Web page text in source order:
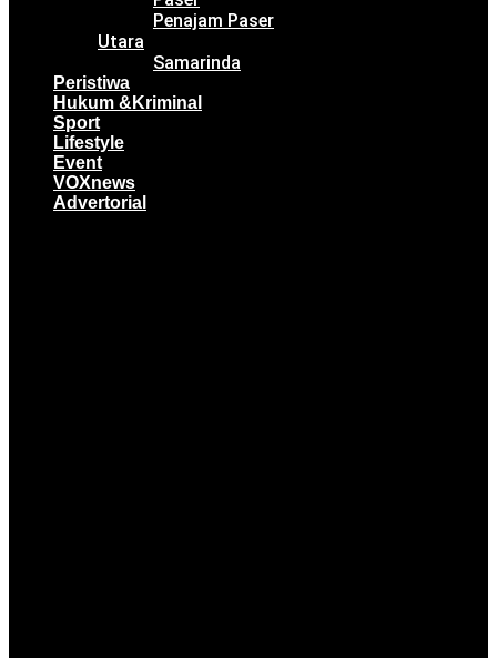
Penajam Paser
Utara
Samarinda
Peristiwa
Hukum &Kriminal
Sport
Lifestyle
Event
VOXnews
Advertorial